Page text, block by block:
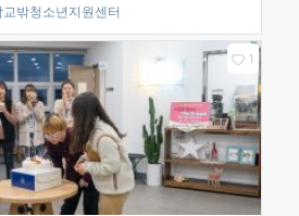
소년 지원을 고민하는 선생님들의 눈빛
은 빛났습니다!
교밖청소년지원센터
1